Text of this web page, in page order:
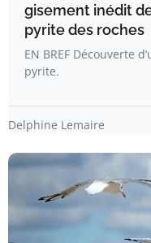
gisement inédit
pyrite des roches
EN BREF Découverte
pyrite.
Delphine Lemaire